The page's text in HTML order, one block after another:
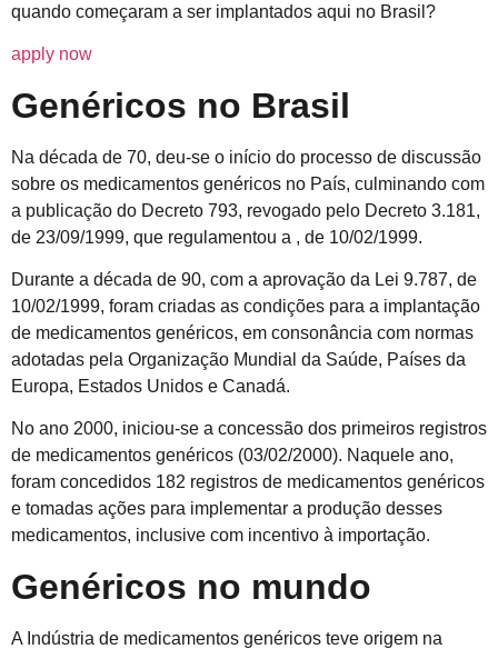
quando começaram a ser implantados aqui no Brasil?
apply now
Genéricos no Brasil
Na década de 70, deu-se o início do processo de discussão
sobre os medicamentos genéricos no País, culminando com
a publicação do Decreto 793, revogado pelo Decreto 3.181,
de 23/09/1999, que regulamentou a , de 10/02/1999.
Durante a década de 90, com a aprovação da Lei 9.787, de
10/02/1999, foram criadas as condições para a implantação
de medicamentos genéricos, em consonância com normas
adotadas pela Organização Mundial da Saúde, Países da
Europa, Estados Unidos e Canadá.
No ano 2000, iniciou-se a concessão dos primeiros registros
de medicamentos genéricos (03/02/2000). Naquele ano,
foram concedidos 182 registros de medicamentos genéricos
e tomadas ações para implementar a produção desses
medicamentos, inclusive com incentivo à importação.
Genéricos no mundo
A Indústria de medicamentos genéricos teve origem na